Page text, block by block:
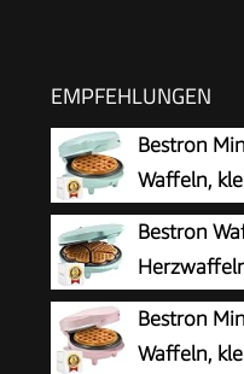
EMPFEHLUNGEN
Bestron
Waffeln,
Kindergeburtstage,
Weihnachten, Retro
Mint único
Bestron
Herzform, Retro
Bestron
Waffeln,